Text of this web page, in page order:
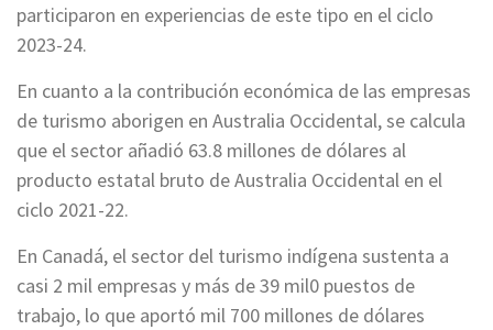
participaron en experiencias de este tipo en el ciclo
2023-24.
En cuanto a la contribución económica de las empresas
de turismo aborigen en Australia Occidental, se calcula
que el sector añadió 63.8 millones de dólares al
producto estatal bruto de Australia Occidental en el
ciclo 2021-22.
En Canadá, el sector del turismo indígena sustenta a
casi 2 mil empresas y más de 39 mil0 puestos de
trabajo, lo que aportó mil 700 millones de dólares